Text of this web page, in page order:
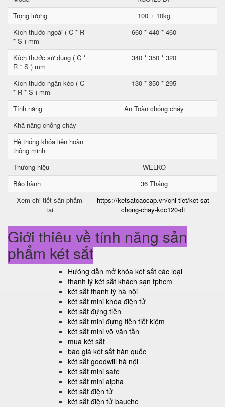
Trọng lượng
100 ± 10kg
Kích thước ngoài ( C * R
* S ) mm
660 * 440 * 460
Kích thước sử dụng ( C *
R * S ) mm
340 * 350 * 320
Kích thước ngăn kéo ( C
* R * S ) mm
130 * 350 * 295
Tính năng
An Toàn chống cháy
Khả năng chống cháy
Hệ thống khóa liên hoàn
thông minh
Thương hiệu
WELKO
Bảo hành
36 Tháng
Xem chi tiết sản phẩm
tại
https://ketsatcaocap.vn/chi-tiet/ket-sat-
chong-chay-kcc120-dt
Giới thiệu về tính năng sản
phẩm két sắt
Hướng dẫn mở khóa két sắt các loại
thanh lý két sắt khách sạn tphcm
két sắt thanh lý hà nội
két sắt mini khóa điện tử
két sắt đựng tiền
két sắt mini đựng tiền tiết kiệm
két sắt mini võ văn tần
mua két sắt
báo giá két sắt hàn quốc
két sắt goodwill hà nội
két sắt mini safe
két sắt mini alpha
két sắt điện tử
két sắt điện tử bauche